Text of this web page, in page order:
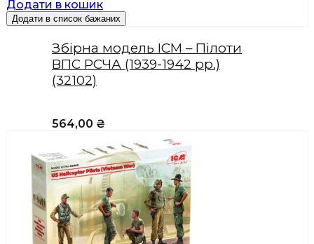
Додати в кошик
Додати в список бажаних
Збірна модель ICM – Пілоти
ВПС РСЧА (1939-1942 рр.)
(32102)
564,00 ₴